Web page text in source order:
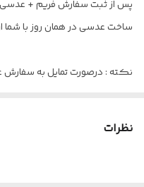
پس از ثبت سفارش فریم +
ساخت عدسی در همان روز با شما
نکته : درصورت تمایل به سفارش
نظرات